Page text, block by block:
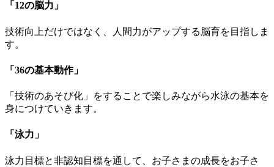
「12の脳力」
技術向上だけではなく、人間力がアップする脳育を目指しま
す。
「36の基本動作」
「技術のあそび化」をすることで楽しみながら水泳の基本を
身につけていきます。
「泳力」
泳力目標と非認知目標を通して、お子さまの成長をお子さ